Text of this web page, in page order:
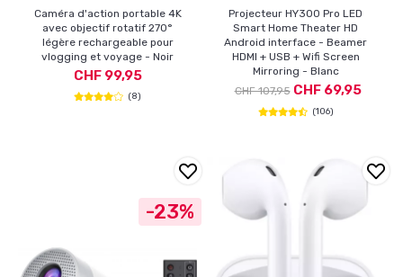
Caméra d'action portable 4K
avec objectif rotatif 270°
légère rechargeable pour
vlogging et voyage - Noir
CHF 99,95
(8)
Projecteur HY300 Pro LED
Smart Home Theater HD
Android interface - Beamer
HDMI + USB + Wifi Screen
Mirroring - Blanc
CHF 107,95CHF 69,95
(106)
-23%